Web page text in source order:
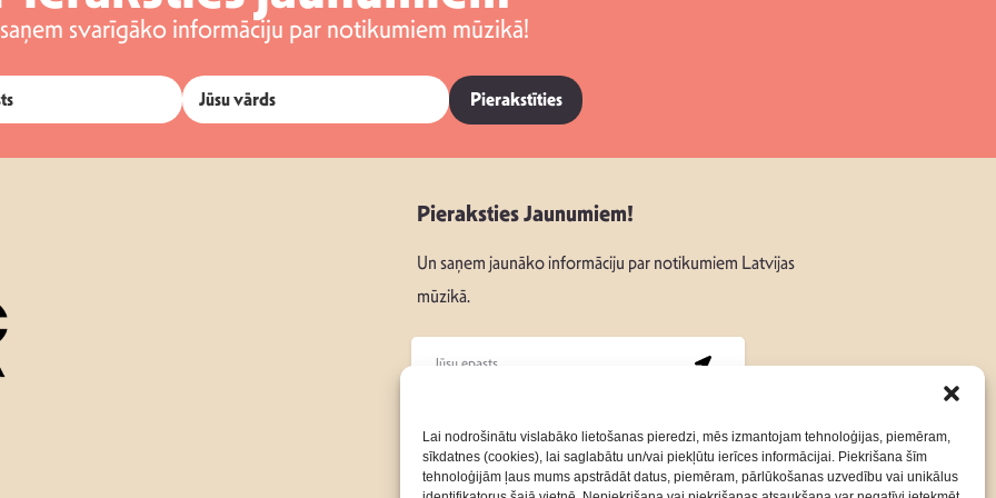
Lai nodrošinātu vislabāko lietošanas pieredzi, mēs izmantojam tehnoloģijas, piemēram,
sīkdatnes (cookies), lai saglabātu un/vai piekļūtu ierīces informācijai. Piekrišana šīm
tehnoloģijām ļaus mums apstrādāt datus, piemēram, pārlūkošanas uzvedību vai unikālus
svarīgāko informāciju par notikumiem mūzikā!
Pierakstīties
Pieraksties Jaunumiem!
Un saņem jaunāko informāciju par notikumiem Latvijas
mūzikā.
Seko mums:
Par Mums Kontakti Privātuma Politika